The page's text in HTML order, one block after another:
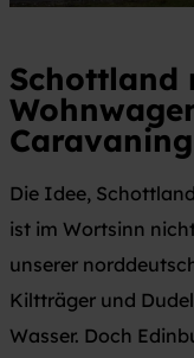
Schottland
Die Idee,
ist im Wortsinn
unserer
Kiltträger und
Wasser. Doch